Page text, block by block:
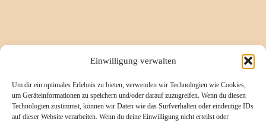
Einwilligung verwalten
Um dir ein optimales Erlebnis zu bieten, verwenden wir Technologien wie Cookies,
um Geräteinformationen zu speichern und/oder darauf zuzugreifen. Wenn du diesen
Technologien zustimmst, können wir Daten wie das Surfverhalten oder eindeutige IDs
auf dieser Website verarbeiten. Wenn du deine Einwilligung nicht erteilst oder
Informationsseiten
Impressum
Cookie-Richtlinie (EU)